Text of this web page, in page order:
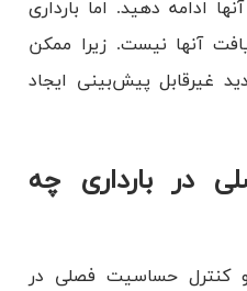
ادامه دهید. اما بارداری
آنها نیست. زیرا ممکن
غیرقابل پیش‌بینی ایجاد
در بارداری چه
و کنترل حساسیت فصلی در